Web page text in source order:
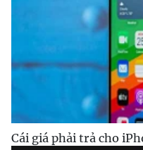
Cái giá phải trả cho